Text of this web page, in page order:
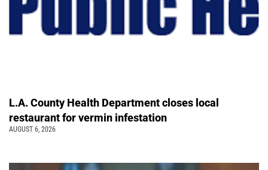
L.A. County Health Department closes local
restaurant for vermin infestation
AUGUST 6, 2026